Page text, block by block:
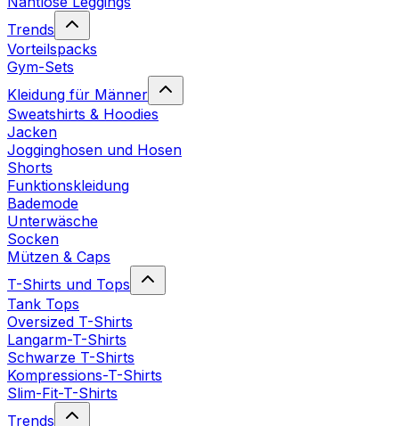
Trends
Vorteilspacks
Gym-Sets
Kleidung für Männer
Sweatshirts & Hoodies
Jacken
Jogginghosen und Hosen
Shorts
Funktionskleidung
Bademode
Unterwäsche
Socken
Mützen & Caps
T-Shirts und Tops
Tank Tops
Oversized T-Shirts
Langarm-T-Shirts
Schwarze T-Shirts
Kompressions-T-Shirts
Slim-Fit-T-Shirts
Trends